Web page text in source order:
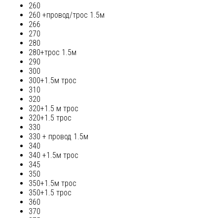
260
260 +провод/трос 1.5м
266
270
280
280+трос 1.5м
290
300
300+1.5м трос
310
320
320+1.5 м трос
320+1.5 трос
330
330 + провод 1.5м
340
340 +1.5м трос
345
350
350+1.5м трос
350+1.5 трос
360
370